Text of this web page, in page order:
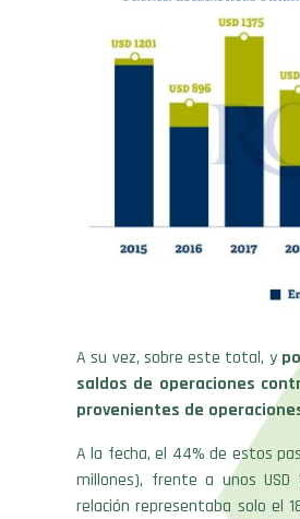
A su vez, sobre este total, y
saldos de operaciones
provenientes de
A la fecha, el 44% de estos
millones), frente a unos
relación representaba solo el